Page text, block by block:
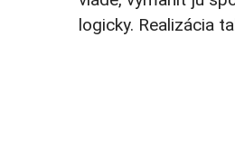
logicky. Realizácia